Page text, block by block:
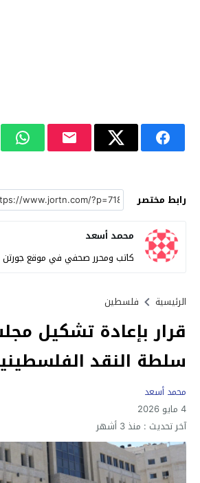
رابط مختصر
محمد أسعد
كاتب ومحرر صحفي في موقع جورتن
الرئيسية فلسطين
قرار بإعادة تشكيل
سلطة النقد
محمد أسعد
4 مايو 2026
آخر تحديث : منذ 3 أشهر